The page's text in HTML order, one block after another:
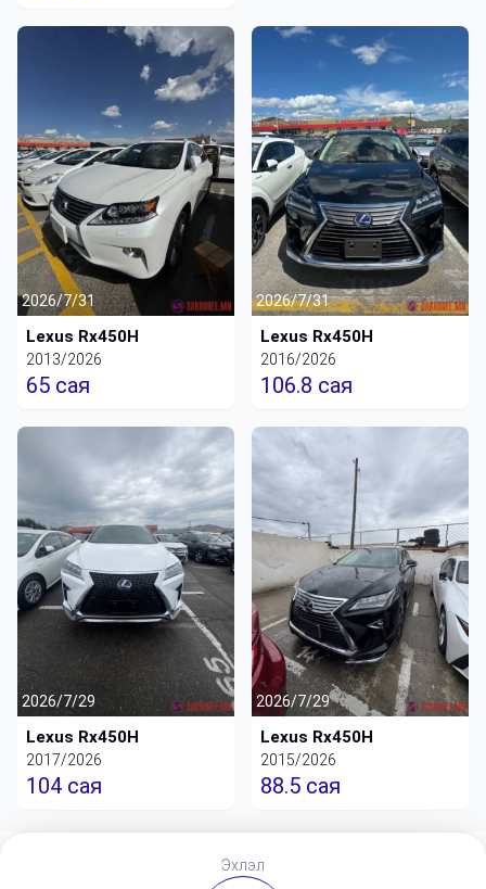
Эхлэл
2026/7/31
Lexus Rx450H
2013/2026
65 сая
2026/7/31
Lexus Rx450H
2016/2026
106.8 сая
2026/7/29
Lexus Rx450H
2017/2026
104 сая
2026/7/29
Lexus Rx450H
2015/2026
88.5 сая